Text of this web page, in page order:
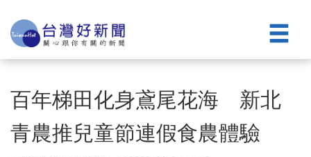
百年梯田化身鳶尾花海 新北
青農推兒童節連假食農體驗